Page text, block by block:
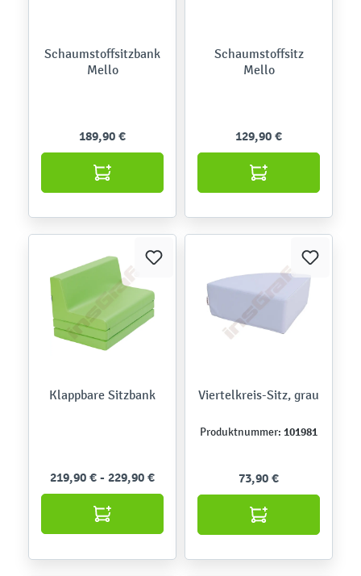
Schaumstoffsitzbank
Mello
189,90 €
Schaumstoffsitz
Mello
129,90 €
Klappbare Sitzbank
219,90 € - 229,90 €
Viertelkreis-Sitz, grau
Produktnummer: 101981
73,90 €